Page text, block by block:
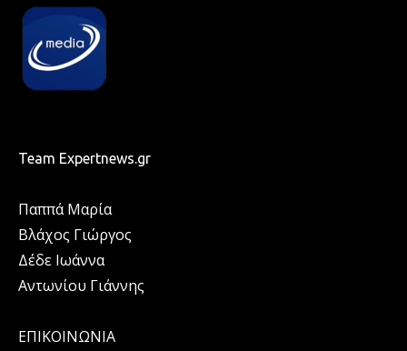
Team Expertnews.gr
Παππά Μαρία
Βλάχος Γιώργος
Δέδε Ιωάννα
Αντωνίου Γιάννης
ΕΠΙΚΟΙΝΩΝΙΑ